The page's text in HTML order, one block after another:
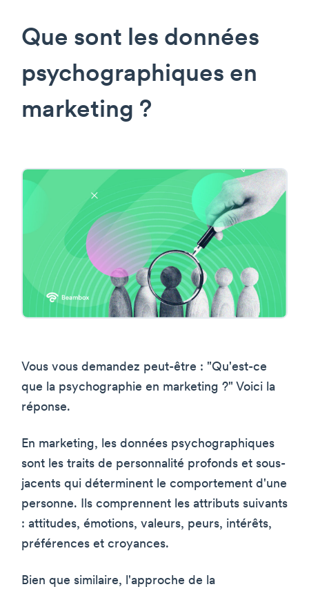
Que sont les données
psychographiques en
marketing ?
Vous vous demandez peut-être : "Qu'est-ce
que la psychographie en marketing ?" Voici la
réponse.
En marketing, les données psychographiques
sont les traits de personnalité profonds et sous-
jacents qui déterminent le comportement d'une
personne. Ils comprennent les attributs suivants
: attitudes, émotions, valeurs, peurs, intérêts,
préférences et croyances.
Bien que similaire, l'approche de la